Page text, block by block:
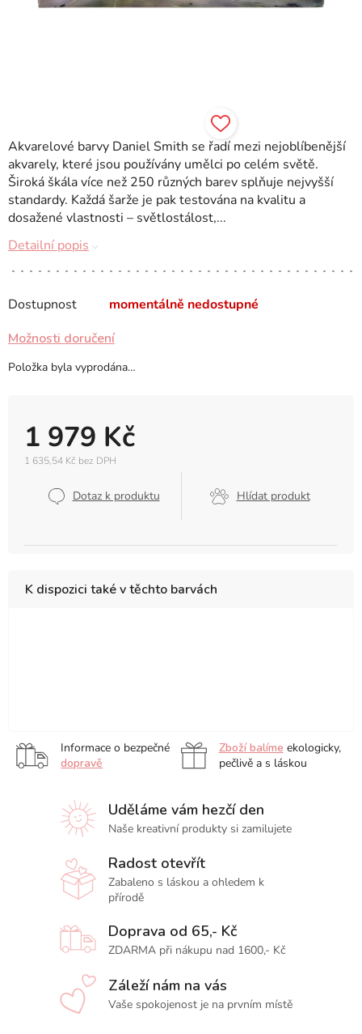
Dostupnost momentálně nedostupné
1 979 Kč
1 635,54 Kč bez DPH
Dotaz k produktu Hlídat produkt
Možnosti doručení
Položka byla vyprodána…
Akvarelové barvy Daniel Smith se řadí mezi nejoblíbenější
akvarely, které jsou používány umělci po celém světě.
Široká škála více než 250 různých barev splňuje nejvyšší
standardy. Každá šarže je pak testována na kvalitu a
dosažené vlastnosti – světlostálost,...
Detailní popis
K dispozici také v těchto barvách
6
sada
6
sada
10
10
ks
Informace o bezpečné
dopravě
Zboží balíme ekologicky,
pečlivě a s láskou
Uděláme vám hezčí den
Naše kreativní produkty si zamilujete
Radost otevřít
Zabaleno s láskou a ohledem k
přírodě
Doprava od 65,- Kč
ZDARMA při nákupu nad 1600,- Kč
Záleží nám na vás
Vaše spokojenost je na prvním místě